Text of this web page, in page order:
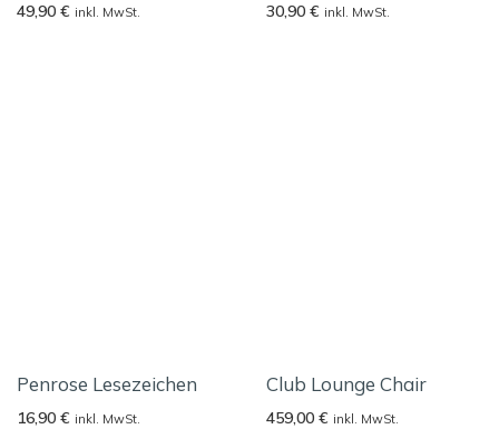
49,90 € inkl. MwSt. 30,90 € inkl. MwSt.
Penrose Lesezeichen
16,90 € inkl. MwSt.
Club Lounge Chair
459,00 € inkl. MwSt.